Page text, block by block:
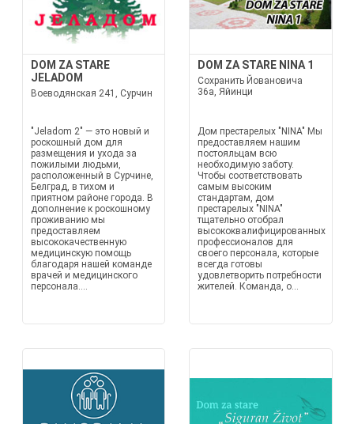
DOM ZA STARE
JELADOM
Воеводянская 241, Сурчин
"Jeladom 2" — это новый и
роскошный дом для
размещения и ухода за
пожилыми людьми,
расположенный в Сурчине,
Белград, в тихом и
приятном районе города. В
дополнение к роскошному
проживанию мы
предоставляем
высококачественную
медицинскую помощь
благодаря нашей команде
врачей и медицинского
персонала....
DOM ZA STARE NINA 1
Сохранить Йовановича
36а, Яйинци
Дом престарелых "NINA" Мы
предоставляем нашим
постояльцам всю
необходимую заботу.
Чтобы соответствовать
самым высоким
стандартам, дом
престарелых "NINA"
тщательно отобрал
высококвалифицированных
профессионалов для
своего персонала, которые
всегда готовы
удовлетворить потребности
жителей. Команда, о...